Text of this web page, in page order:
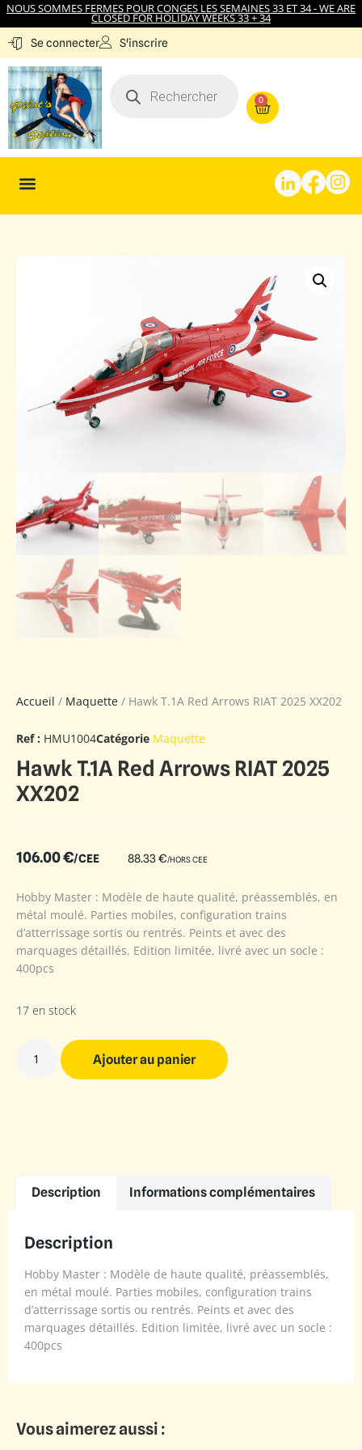
NOUS SOMMES FERMES POUR CONGES LES SEMAINES 33 ET 34 - WE ARE
CLOSED FOR HOLIDAY WEEKS 33 + 34
Se connecter S'inscrire
0
Accueil / Maquette / Hawk T.1A Red Arrows RIAT 2025 XX202
Ref : HMU1004Catégorie Maquette
Hawk T.1A Red Arrows RIAT 2025
XX202
106.00€/CEE 88.33€/HORS CEE
Hobby Master : Modèle de haute qualité, préassemblés, en
métal moulé. Parties mobiles, configuration trains
d’atterrissage sortis ou rentrés. Peints et avec des
marquages détaillés. Edition limitée, livré avec un socle :
400pcs
17 en stock
Ajouter au panier
Description Informations complémentaires
Description
Hobby Master : Modèle de haute qualité, préassemblés,
en métal moulé. Parties mobiles, configuration trains
d’atterrissage sortis ou rentrés. Peints et avec des
marquages détaillés. Edition limitée, livré avec un socle :
400pcs
Vous aimerez aussi :